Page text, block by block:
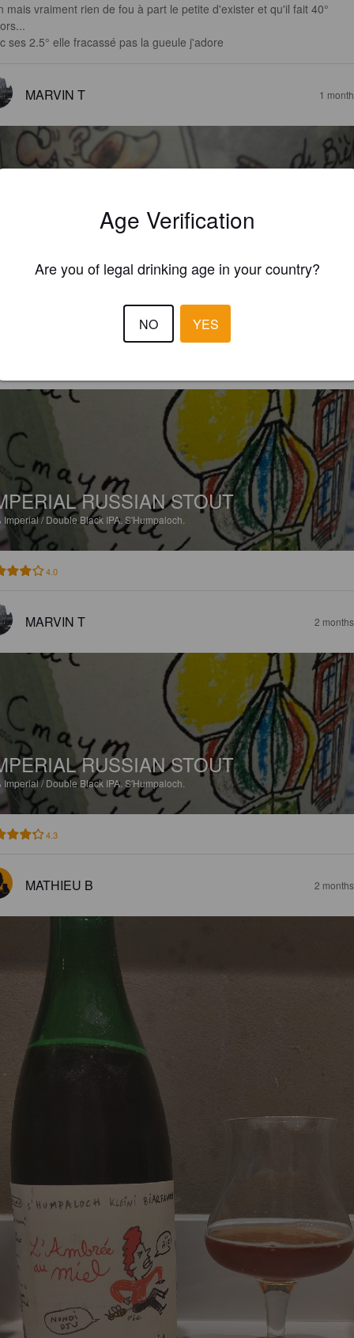
mais vraiment rien de fou à part le petite d'exister et qu'il fait 40°
ses 2.5° elle fracassé pas la gueule j'adore
MARVIN T 1
DE BIÈRE TRAPPISTE
RUSSIAN STOUT
Imperial / Double Black IPA. S'Humpaloch.
4.0
MARVIN T 2
RUSSIAN STOUT
Imperial / Double Black IPA. S'Humpaloch.
4.3
MATHIEU B 2
Age Verification
Are you of legal drinking age in your country?
NO YES